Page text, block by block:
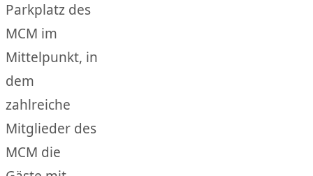
Parkplatz des
MCM im
Mittelpunkt, in
dem
zahlreiche
Mitglieder des
MCM die